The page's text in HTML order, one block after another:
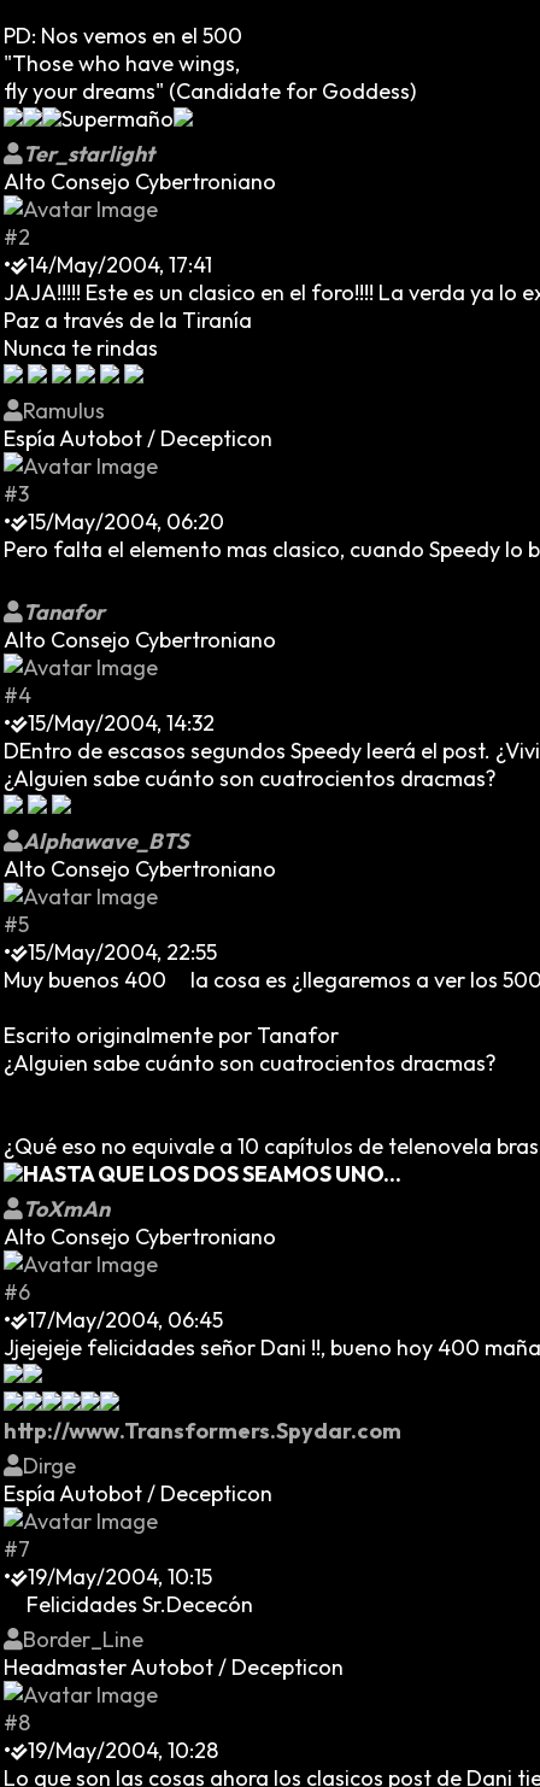
PD: Nos vemos en el 500
"Those who have wings,
fly your dreams" (Candidate for Goddess)
Supermaño
Ter_starlight
Alto Consejo Cybertroniano
#2
•
14/May/2004, 17:41
JAJA!!!!! Este es un clasico en el foro!!!! La verda ya lo
Paz a través de la Tiranía
Nunca te rindas
Ramulus
Espía Autobot / Decepticon
#3
•
15/May/2004, 06:20
Pero falta el elemento mas clasico, cuando Speedy lo
Tanafor
Alto Consejo Cybertroniano
#4
•
15/May/2004, 14:32
DEntro de escasos segundos Speedy leerá el post.
¿Alguien sabe cuánto son cuatrocientos dracmas?
Alphawave_BTS
Alto Consejo Cybertroniano
#5
•
15/May/2004, 22:55
Muy buenos 400
la cosa es ¿llegaremos a ver los
Escrito originalmente por Tanafor
¿Alguien sabe cuánto son cuatrocientos dracmas?
¿Qué eso no equivale a 10 capítulos de telenovela
HASTA QUE LOS DOS SEAMOS UNO...
ToXmAn
Alto Consejo Cybertroniano
#6
•
17/May/2004, 06:45
Jjejejeje felicidades señor Dani !!, bueno hoy 400
http://www.Transformers.Spydar.com
Dirge
Espía Autobot / Decepticon
#7
•
19/May/2004, 10:15
Felicidades Sr.Dececón
Border_Line
Headmaster Autobot / Decepticon
#8
•
19/May/2004, 10:28
Lo que son las cosas ahora los clasicos post de Dani